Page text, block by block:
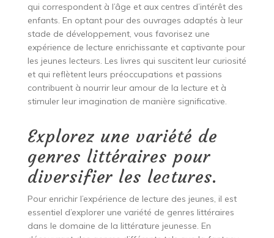
qui correspondent à l’âge et aux centres d’intérêt des
enfants. En optant pour des ouvrages adaptés à leur
stade de développement, vous favorisez une
expérience de lecture enrichissante et captivante pour
les jeunes lecteurs. Les livres qui suscitent leur curiosité
et qui reflètent leurs préoccupations et passions
contribuent à nourrir leur amour de la lecture et à
stimuler leur imagination de manière significative.
Explorez une variété de
genres littéraires pour
diversifier les lectures.
Pour enrichir l’expérience de lecture des jeunes, il est
essentiel d’explorer une variété de genres littéraires
dans le domaine de la littérature jeunesse. En